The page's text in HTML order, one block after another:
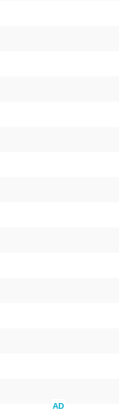
AD